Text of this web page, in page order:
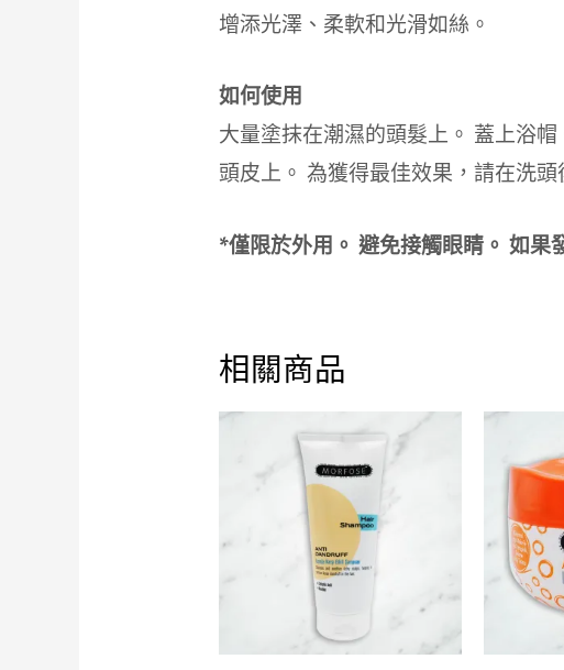
增添光澤、柔軟和光滑如絲。
如何使用
大量塗抹在潮濕的頭髮上。 蓋上浴
頭皮上。 為獲得最佳效果，請在洗頭
*僅限於外用。 避免接觸眼睛。 如果
相關商品